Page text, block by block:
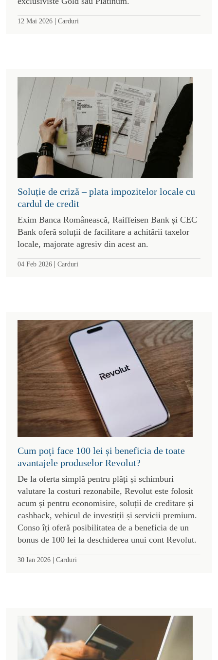
12 Mai 2026 | Carduri
Soluție de criză – plata impozitelor locale cu
cardul de credit
Exim Banca Românească, Raiffeisen Bank și CEC
Bank oferă soluții de facilitare a achitării taxelor
locale, majorate agresiv din acest an.
04 Feb 2026 | Carduri
Cum poți face 100 lei și beneficia de toate
avantajele produselor Revolut?
De la oferta simplă pentru plăți și schimburi
valutare la costuri rezonabile, Revolut este folosit
acum și pentru economisire, soluții de creditare și
cashback, vehicul de investiții și servicii premium.
Conso îți oferă posibilitatea de a beneficia de un
bonus de 100 lei la deschiderea unui cont Revolut.
30 Ian 2026 | Carduri